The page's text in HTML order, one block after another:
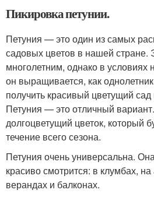
Пикировка петунии.
Петуния — это один из самых
садовых цветов в нашей стране.
многолетним, однако в
он выращивается, как
получить красивый цветущий
Петуния — это отличный
долгоцветущий цветок, который
течение всего сезона.
Петуния очень универсальна.
красиво смотрится: в клумбах, на
верандах и балконах.